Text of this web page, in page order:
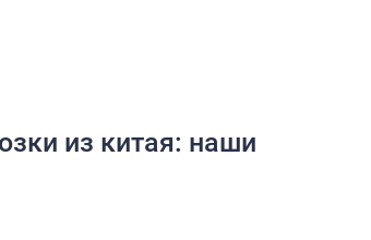
из китая: наши